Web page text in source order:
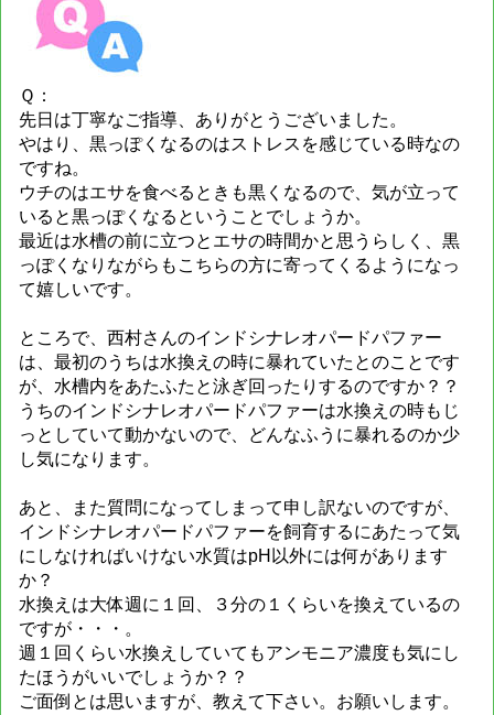
Ｑ：
先日は丁寧なご指導、ありがとうございました。
やはり、黒っぽくなるのはストレスを感じている時なの
ですね。
ウチのはエサを食べるときも黒くなるので、気が立って
いると黒っぽくなるということでしょうか。
最近は水槽の前に立つとエサの時間かと思うらしく、黒
っぽくなりながらもこちらの方に寄ってくるようになっ
て嬉しいです。
ところで、西村さんのインドシナレオパードパファー
は、最初のうちは水換えの時に暴れていたとのことです
が、水槽内をあたふたと泳ぎ回ったりするのですか？？
うちのインドシナレオパードパファーは水換えの時もじ
っとしていて動かないので、どんなふうに暴れるのか少
し気になります。
あと、また質問になってしまって申し訳ないのですが、
インドシナレオパードパファーを飼育するにあたって気
にしなければいけない水質はpH以外には何があります
か？
水換えは大体週に１回、３分の１くらいを換えているの
ですが・・・。
週１回くらい水換えしていてもアンモニア濃度も気にし
たほうがいいでしょうか？？
ご面倒とは思いますが、教えて下さい。お願いします。